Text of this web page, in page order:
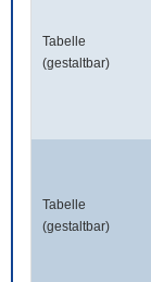
Tabelle
(gestaltbar)
Tabelle
(gestaltbar)